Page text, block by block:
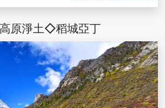
原淨土◇稻城亞丁